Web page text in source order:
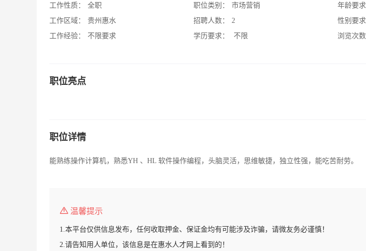
工作性质：
全职
工作区域：
贵州惠水
工作经验：
不限要求
职位类别：
市场营销
招聘人数：
2
学历要求：
不限
年龄要求
性别要求
浏览次数
职位亮点
职位详情
能熟练操作计算机，熟悉YH 、HL 软件操作编程，头脑灵活，思维敏捷，独立性强，能吃苦耐劳。
温馨提示
1.本平台仅供信息发布，任何收取押金、保证金均有可能涉及诈骗，请微友务必谨慎！
2.请告知用人单位，该信息是在惠水人才网上看到的！